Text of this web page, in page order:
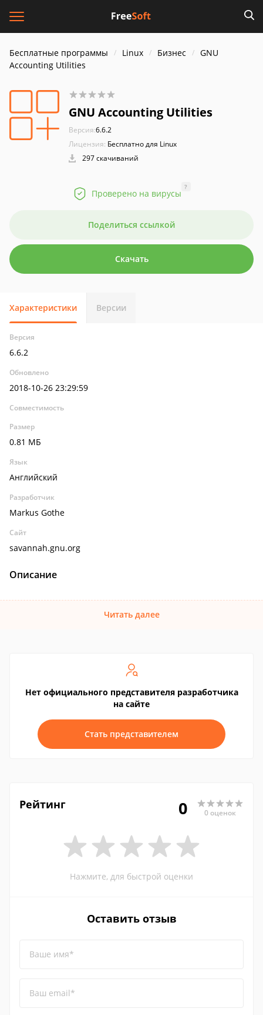
Бесплатные программы Linux Бизнес
GNU
Accounting Utilities
GNU Accounting Utilities
Версия:6.6.2
Лицензия: Бесплатно для Linux
297 скачиваний
Проверено на вирусы
?
Поделиться ссылкой
Скачать
Характеристики Версии
Версия
6.6.2
Обновлено
2018-10-26 23:29:59
Совместимость
Размер
0.81 МБ
Язык
Английский
Разработчик
Markus Gothe
Сайт
savannah.gnu.org
Описание
Читать далее
Нет официального представителя разработчика
на сайте
Стать представителем
Рейтинг 0 0 оценок
Нажмите, для быстрой оценки
Оставить отзыв
Ваше имя*
Ваш email*